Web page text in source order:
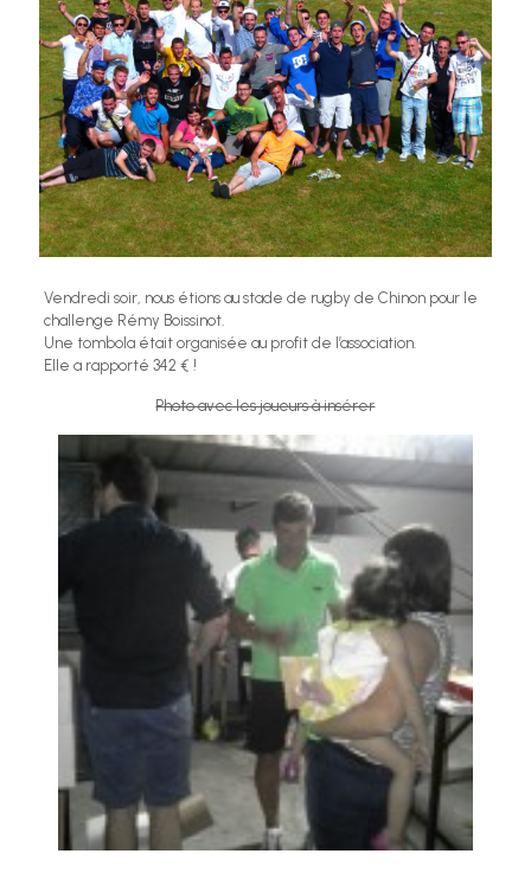
Vendredi soir, nous étions au stade de rugby de Chinon pour le
challenge Rémy Boissinot.
Une tombola était organisée au profit de l’association.
Elle a rapporté 342 € !
Photo avec les joueurs à insérer